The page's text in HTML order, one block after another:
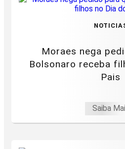
Moraes nega
Bolsonaro receba
Pais
Saiba